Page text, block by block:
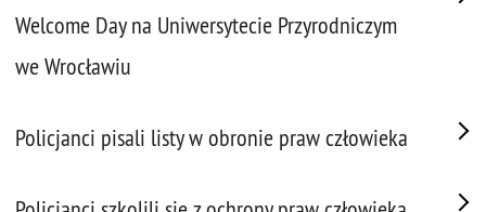
Welcome Day na Uniwersytecie Przyrodniczym
we Wrocławiu
Policjanci pisali listy w obronie praw człowieka